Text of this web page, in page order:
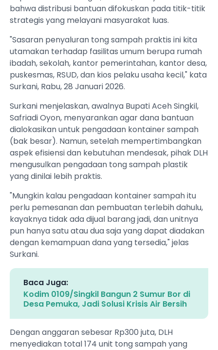
bahwa distribusi bantuan difokuskan pada titik-titik
strategis yang melayani masyarakat luas.
"Sasaran penyaluran tong sampah praktis ini kita
utamakan terhadap fasilitas umum berupa rumah
ibadah, sekolah, kantor pemerintahan, kantor desa,
puskesmas, RSUD, dan kios pelaku usaha kecil," kata
Surkani, Rabu, 28 Januari 2026.
Surkani menjelaskan, awalnya Bupati Aceh Singkil,
Safriadi Oyon, menyarankan agar dana bantuan
dialokasikan untuk pengadaan kontainer sampah
(bak besar). Namun, setelah mempertimbangkan
aspek efisiensi dan kebutuhan mendesak, pihak DLH
mengusulkan pengadaan tong sampah plastik
yang dinilai lebih praktis.
"Mungkin kalau pengadaan kontainer sampah itu
perlu pemesanan dan pembuatan terlebih dahulu,
kayaknya tidak ada dijual barang jadi, dan unitnya
pun hanya satu atau dua saja yang dapat diadakan
dengan kemampuan dana yang tersedia," jelas
Surkani.
Baca Juga:
Kodim 0109/Singkil Bangun 2 Sumur Bor di
Desa Pemuka, Jadi Solusi Krisis Air Bersih
Dengan anggaran sebesar Rp300 juta, DLH
menyediakan total 174 unit tong sampah yang